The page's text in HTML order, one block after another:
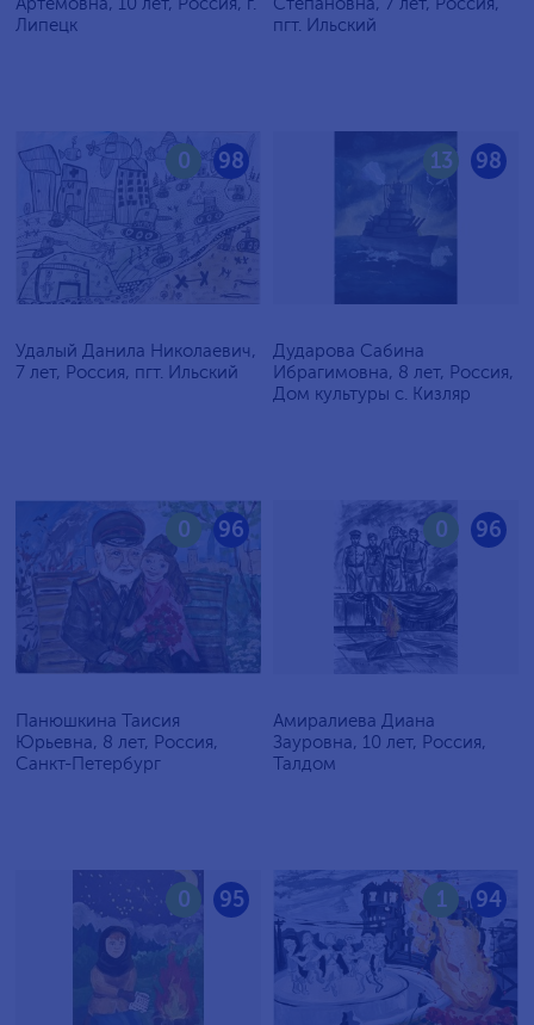
Липецк
пгт. Ильский
98
0
Удалый Данила Николаевич,
7 лет, Россия, пгт. Ильский
98
13
Дударова Сабина
Ибрагимовна, 8 лет, Россия,
Дом культуры с. Кизляр
96
0
Панюшкина Таисия
Юрьевна, 8 лет, Россия,
Санкт-Петербург
96
0
Амиралиева Диана
Зауровна, 10 лет, Россия,
Талдом
95
0 94
1